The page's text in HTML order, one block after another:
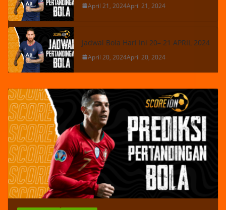
April 21, 2024April 21, 2024
Jadwal Bola Hari Ini 20– 21 APRIL 2024
April 20, 2024April 20, 2024